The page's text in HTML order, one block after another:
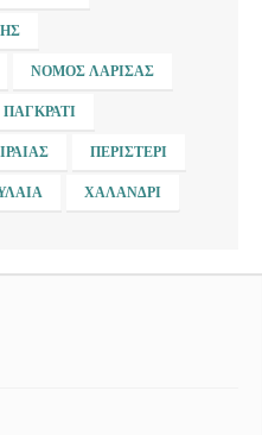
ΝΟΜΌΣ ΛΆΡΙΣΑΣ
ΠΑΓΚΡΆΤΙ
ΠΕΡΙΣΤΈΡΙ
ΧΑΛΆΝΔΡΙ